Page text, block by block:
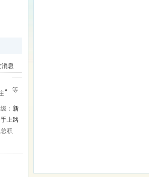
消息
等
级：新
手上路
总积